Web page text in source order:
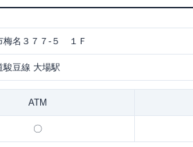
梅名３７７-５ １Ｆ
駿豆線 大場駅
ATM
〇